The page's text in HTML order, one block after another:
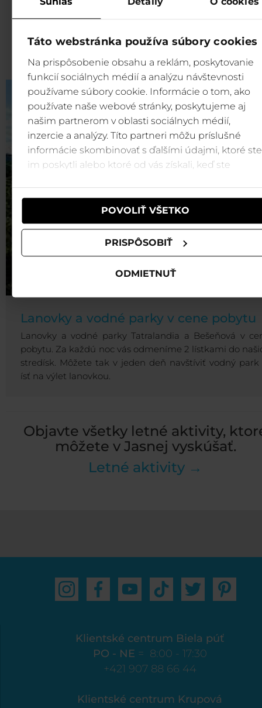
Táto webstránka používa súbory cookies
Na prispôsobenie obsahu a reklám, poskytovanie
funkcií sociálnych médií a analýzu návštevnosti
používame súbory cookie. Informácie o tom, ako
používate naše webové stránky, poskytujeme aj
našim partnerom v oblasti sociálnych médií,
inzercie a analýzy. Títo partneri môžu príslušné
informácie skombinovať s ďalšími údajmi, ktoré ste
im poskytli alebo ktoré od vás získali, keď ste
POVOLIŤ VŠETKO
PRISPÔSOBIŤ
ODMIETNUŤ
vodnými parkami v
pobytu
Lanovky a vodné parky v cene pobytu
Lanovky a vodné parky Tatralandia a Bešeňová v
pobytu. Za každú noc vás odmeníme 2 lístkami do
stredísk. Môžete tak v jeden deň navštíviť vodný park
ísť na výlet lanovkou.
Objavte všetky letné aktivity,
môžete v Jasnej vyskúšať.
Letné aktivity →
Klientské centrum Biela púť
PO - NE = 8:00 - 17:30
+421 907 88 66 44
Klientské centrum Krupová